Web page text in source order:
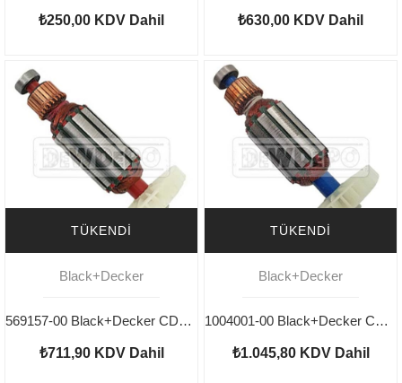
₺250,00 KDV Dahil ₺630,00 KDV Dahil
TÜKENDI
Black+Decker
569157-00 Black+Decker CD115 Type 1-2 Endüvi
₺711,90 KDV Dahil
TÜKENDI
Black+Decker
1004001-00 Black+Decker CD115 Type 3-4 Endüvi
₺1.045,80 KDV Dahil